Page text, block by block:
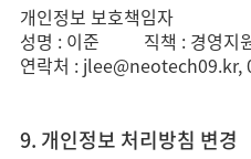
개인정보 보호책임자
성명 : 이준 직책 : 경영지
연락처 :
9. 개인정보 처리방침 변경